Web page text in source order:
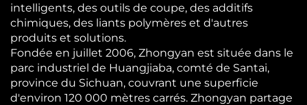
intelligents, des outils de coupe, des additifs
chimiques, des liants polymères et d'autres
produits et solutions.
Fondée en juillet 2006, Zhongyan est située dans le
parc industriel de Huangjiaba, comté de Santai,
province du Sichuan, couvrant une superficie
d'environ 120 000 mètres carrés. Zhongyan partage